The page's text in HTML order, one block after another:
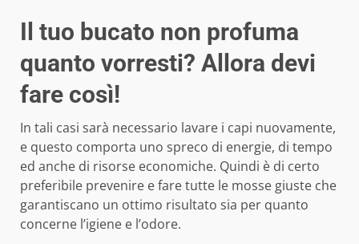
Il tuo bucato non profuma
quanto vorresti? Allora devi
fare così!
In tali casi sarà necessario lavare i capi nuovamente,
e questo comporta uno spreco di energie, di tempo
ed anche di risorse economiche. Quindi è di certo
preferibile prevenire e fare tutte le mosse giuste che
garantiscano un ottimo risultato sia per quanto
concerne l’igiene e l’odore.